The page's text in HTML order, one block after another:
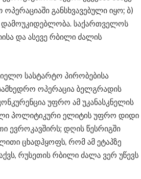
განსხვავებული იყო; ბ)
დამოუკიდებლობა. საქართველოს
და ასევე რბილი ძალის
სასტარტო პირობებისა
ოპერაცია ბელგრადის
უფრო ამ უკანასკნელის
პოლიტიკური ელიტის უფრო დიდი
ევროკავშირს; დღის წესრიგში
ცხადჰყოფს, რომ ამ ეტაპზე
რუსეთის რბილი ძალა ვერ უწევს